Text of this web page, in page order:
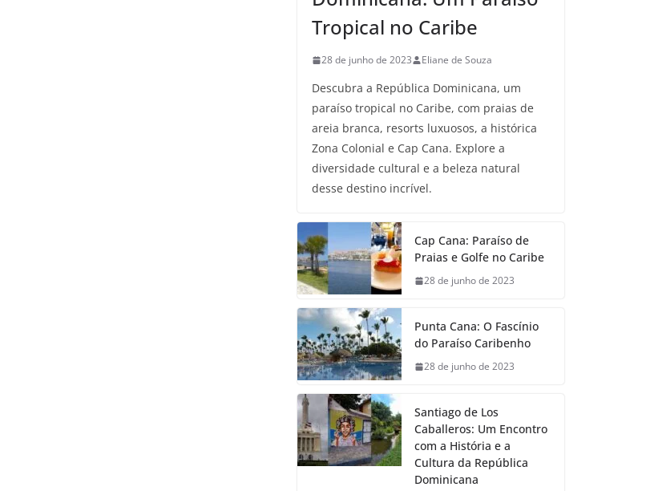
Tropical no Caribe
28 de junho de 2023 Eliane de Souza
Descubra a República Dominicana, um
paraíso tropical no Caribe, com praias de
areia branca, resorts luxuosos, a histórica
Zona Colonial e Cap Cana. Explore a
diversidade cultural e a beleza natural
desse destino incrível.
Cap Cana: Paraíso de
Praias e Golfe no Caribe
28 de junho de 2023
Punta Cana: O Fascínio
do Paraíso Caribenho
28 de junho de 2023
Santiago de Los
Caballeros: Um Encontro
com a História e a
Cultura da República
Dominicana